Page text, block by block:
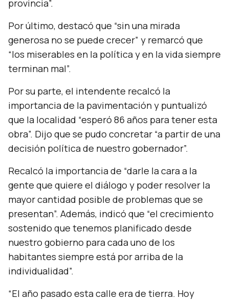
provincia”.
Por último, destacó que “sin una mirada
generosa no se puede crecer” y remarcó que
“los miserables en la política y en la vida siempre
terminan mal”.
Por su parte, el intendente recalcó la
importancia de la pavimentación y puntualizó
que la localidad “esperó 86 años para tener esta
obra”. Dijo que se pudo concretar “a partir de una
decisión política de nuestro gobernador”.
Recalcó la importancia de “darle la cara a la
gente que quiere el diálogo y poder resolver la
mayor cantidad posible de problemas que se
presentan”. Además, indicó que “el crecimiento
sostenido que tenemos planificado desde
nuestro gobierno para cada uno de los
habitantes siempre está por arriba de la
individualidad”.
“El año pasado esta calle era de tierra. Hoy